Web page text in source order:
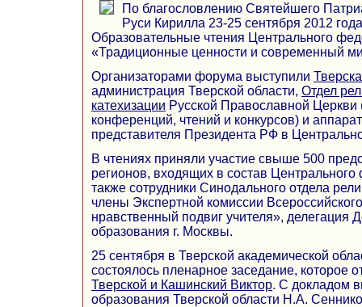
По благословлению Святейшего
Руси Кирилла 23-25 сентября 2012
Образовательные чтения Центрального
«Традиционные ценности и современный
Организаторами форума выступили
администрация Тверской области, Отдел
катехизации Русской Православной Церкви
конференций, чтений и конкурсов) и
представителя Президента РФ в
В чтениях приняли участие свыше 500
регионов, входящих в состав Центрального
также сотрудники Синодального отдела
члены Экспертной комиссии
нравственный подвиг учителя», делегация
образования г. Москвы.
25 сентября в Тверской академической
состоялось пленарное заседание, которое
Тверской и Кашинский Виктор. С докладом
образования Тверской области Н.А.